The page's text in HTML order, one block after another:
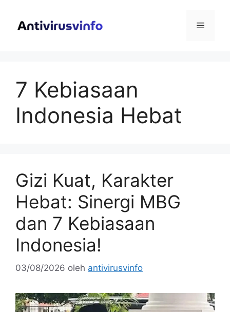
Menu
7 Kebiasaan
Indonesia Hebat
Gizi Kuat, Karakter
Hebat: Sinergi MBG
dan 7 Kebiasaan
Indonesia!
03/08/2026 oleh antivirusvinfo